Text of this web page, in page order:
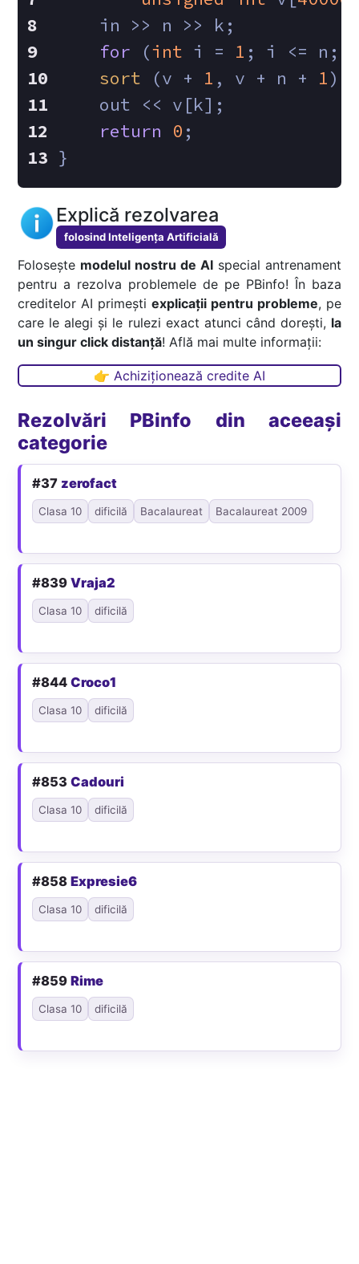
    in >> n >> k;
for (int i = 1 ; i <= n;
sort (v + 1 , v + n + 1);
    out << v[k];
return
0 ;
}
Explică rezolvarea
folosind Inteligența Artificială
Folosește modelul nostru de AIspecial antrenament
pentru a rezolva problemele de pe PBinfo! În baza
creditelor AI primești explicații pentru probleme, pe
care le alegi și le rulezi exact atunci când dorești, la
un singur click distanță! Află mai multe informații:
👉 Achiziționează credite AI
Rezolvări PBinfo din aceeași
categorie
#37zerofact
Clasa 10 dificilă Bacalaureat Bacalaureat 2009
#839Vraja2
Clasa 10 dificilă
#844Croco1
Clasa 10 dificilă
#853Cadouri
Clasa 10 dificilă
#858Expresie6
Clasa 10 dificilă
#859Rime
Clasa 10 dificilă